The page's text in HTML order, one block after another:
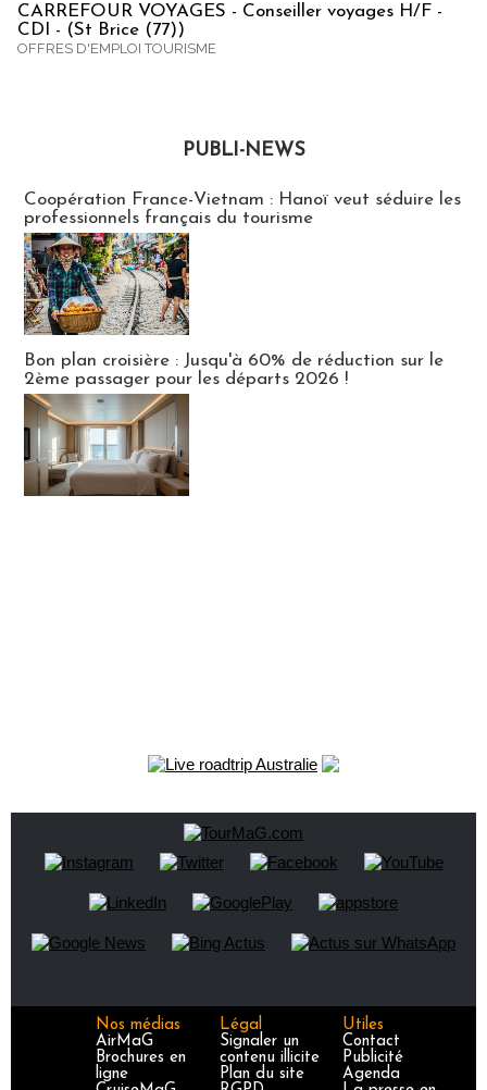
CARREFOUR VOYAGES - Conseiller voyages H/F -
CDI - (St Brice (77))
OFFRES D'EMPLOI TOURISME
PUBLI-NEWS
Coopération France-Vietnam : Hanoï veut séduire les
professionnels français du tourisme
Bon plan croisière : Jusqu'à 60% de réduction sur le
2ème passager pour les départs 2026 !
Nos médias
AirMaG
Brochures en
ligne
Légal
Signaler un
contenu illicite
Plan du site
Utiles
Contact
Publicité
Agenda